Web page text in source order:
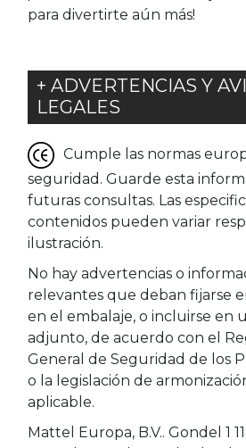
para divertirte aún más!
+ ADVERTENCIAS Y
LEGALES
Cumple las normas
seguridad. Guarde esta
futuras consultas. Las
contenidos pueden variar
ilustración.
No hay advertencias o
relevantes que deban fijarse
en el embalaje, o incluirse en
adjunto, de acuerdo con el
General de Seguridad de los
o la legislación de
aplicable.
Mattel Europa, B.V.. Gondel 1